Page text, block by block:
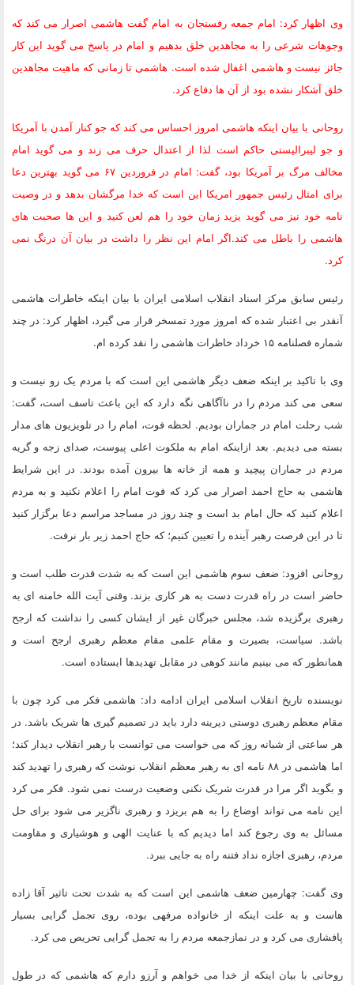
وی اظهار کرد: امام جمعه رفسنجان به امام گفت هاشمی اصرار می کند که
وجوهات شرعی را به مجاهدین خلق بدهیم و امام در پاسخ می گوید این کار
جائز نیست و هاشمی اغفال شده است. هاشمی تا زمانی که ماهیت مجاهدین
خلق آشکار نشده بود از آن ها دفاع کرد.
روحانی با بیان اینکه هاشمی امروز احساس می کند که جو کنار آمدن با آمریکا
و جو لیبرالیستی حاکم است لذا از اعتدال حرف می زند و می گوید امام
مخالف مرگ بر آمریکا بود، گفت: امام در فروردین ۶۷ می گوید بهترین دعا
برای امثال رئیس جمهور امریکا این است که خدا مرگشان بدهد و در وصیت
نامه خود نیز می گوید یزید زمان خود را هم لعن کنید و این ها صحبت های
هاشمی را باطل می کند.اگر امام این نظر را داشت در بیان آن درنگ نمی
کرد.
رئیس سابق مرکز اسناد انقلاب اسلامی ایران با بیان اینکه خاطرات هاشمی
آنقدر بی اعتبار شده که امروز مورد تمسخر قرار می گیرد، اظهار کرد: در چند
شماره فصلنامه ۱۵ خرداد خاطرات هاشمی را نقد کرده ام.
وی با تاکید بر اینکه ضعف دیگر هاشمی این است که با مردم یک رو نیست و
سعی می کند مردم را در ناآگاهی نگه دارد که این باعث تاسف است، گفت:
شب رحلت امام در جماران بودیم. لحظه فوت، امام را در تلویزیون های مدار
بسته می دیدیم. بعد ازاینکه امام به ملکوت اعلی پیوست، صدای زجه و گریه
مردم در جماران پیچید و همه از خانه ها بیرون آمده بودند. در این شرایط
هاشمی به حاج احمد اصرار می کرد که فوت امام را اعلام نکنید و به مردم
اعلام کنید که حال امام بد است و چند روز در مساجد مراسم دعا برگزار کنید
تا در این فرصت رهبر آینده را تعیین کنیم؛ که حاج احمد زیر بار نرفت.
روحانی افزود: ضعف سوم هاشمی این است که به شدت قدرت طلب است و
حاضر است در راه قدرت دست به هر کاری بزند. وقتی آیت الله خامنه ای به
رهبری برگزیده شد، مجلس خبرگان غیر از ایشان کسی را نداشت که ارجح
باشد. سیاست، بصیرت و مقام علمی مقام معظم رهبری ارجح است و
همانطور که می بینیم مانند کوهی در مقابل تهدیدها ایستاده است.
نویسنده تاریخ انقلاب اسلامی ایران ادامه داد: هاشمی فکر می کرد چون با
مقام معظم رهبری دوستی دیرینه دارد باید در تصمیم گیری ها شریک باشد. در
هر ساعتی از شبانه روز که می خواست می توانست با رهبر انقلاب دیدار کند؛
اما هاشمی در ۸۸ نامه ای به رهبر معظم انقلاب نوشت که رهبری را تهدید کند
و بگوید اگر مرا در قدرت شریک نکنی وضعیت درست نمی شود. فکر می کرد
این نامه می تواند اوضاع را به هم بریزد و رهبری ناگزیر می شود برای حل
مسائل به وی رجوع کند اما دیدیم که با عنایت الهی و هوشیاری و مقاومت
مردم، رهبری اجازه نداد فتنه راه به جایی ببرد.
وی گفت: چهارمین ضعف هاشمی این است که به شدت تحت تاثیر آقا زاده
هاست و به علت اینکه از خانواده مرفهی بوده، روی تجمل گرایی بسیار
پافشاری می کرد و در نمازجمعه مردم را به تجمل گرایی تحریص می کرد.
روحانی با بیان اینکه از خدا می خواهم و آرزو دارم که هاشمی که در طول